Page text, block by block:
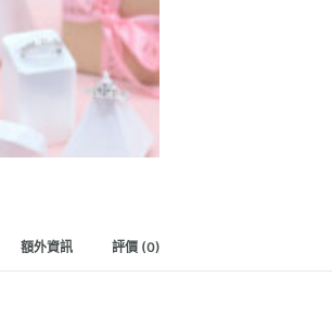
額外資訊 評價 (0)